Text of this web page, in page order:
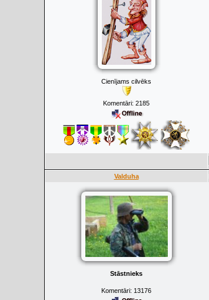
Cienījams cilvēks
Komentāri: 2185
Valduha
Stāstnieks
Komentāri: 13176